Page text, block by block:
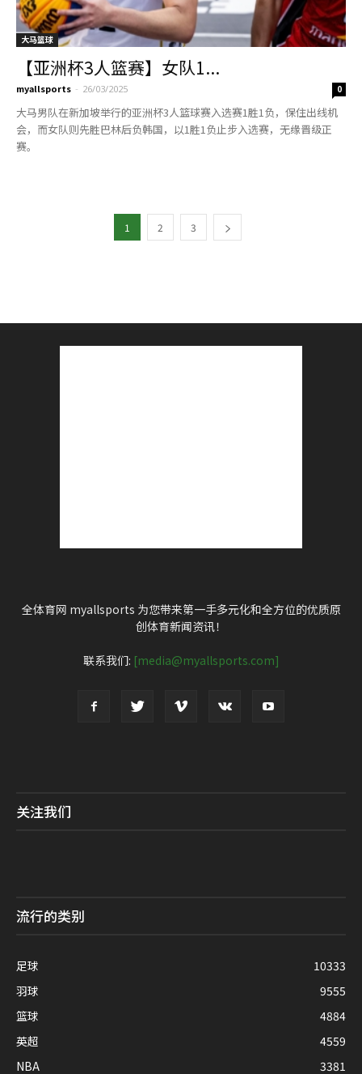
大马篮球
【亚洲杯3人篮赛】女队1...
myallsports - 26/03/2025 0
大马男队在新加坡举行的亚洲杯3人篮球赛入选赛1胜1负，保住出线机
会，而女队则先胜巴林后负韩国，以1胜1负止步入选赛，无缘晋级正
赛。
1 2 3
全体育网 myallsports 为您带来第一手多元化和全方位的优质原
创体育新闻资讯！
联系我们: [media@myallsports.com]
关注我们
流行的类别
足球
10333
羽球
9555
篮球
4884
英超
4559
NBA
3381